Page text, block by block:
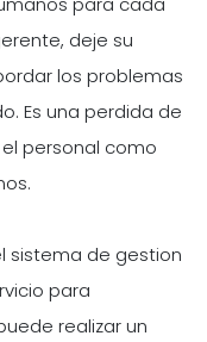
deje su
los problemas
Es una perdida de
personal como
sistema de gestion
para
realizar un